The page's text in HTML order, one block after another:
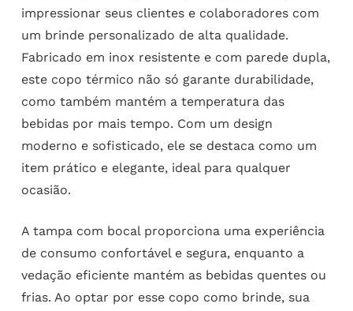
impressionar seus clientes e colaboradores com
um brinde personalizado de alta qualidade.
Fabricado em inox resistente e com parede dupla,
este copo térmico não só garante durabilidade,
como também mantém a temperatura das
bebidas por mais tempo. Com um design
moderno e sofisticado, ele se destaca como um
item prático e elegante, ideal para qualquer
ocasião.
A tampa com bocal proporciona uma experiência
de consumo confortável e segura, enquanto a
vedação eficiente mantém as bebidas quentes ou
frias. Ao optar por esse copo como brinde, sua